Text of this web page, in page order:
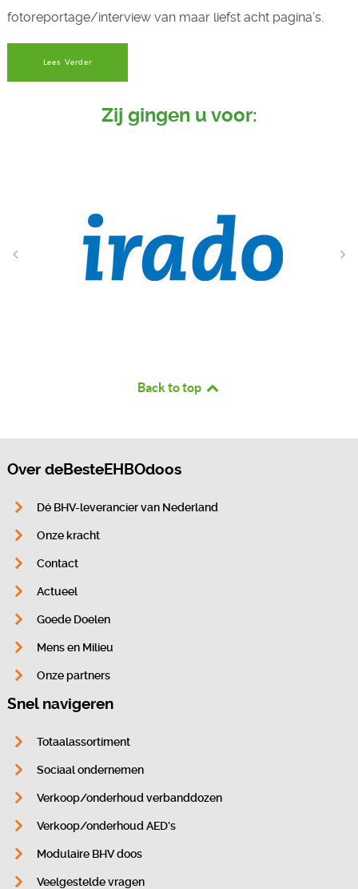
fotoreportage/interview van maar liefst acht pagina’s.
Lees Verder
Zij gingen u voor:
Back to top
Over deBesteEHBOdoos
Dé BHV-leverancier van Nederland
Onze kracht
Contact
Actueel
Goede Doelen
Mens en Milieu
Onze partners
Snel navigeren
Totaalassortiment
Sociaal ondernemen
Verkoop/onderhoud verbanddozen
Verkoop/onderhoud AED’s
Modulaire BHV doos
Veelgestelde vragen